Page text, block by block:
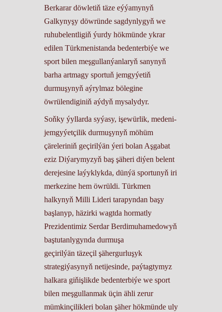
Berkarar döwletiň täze eýýamynyň
Galkynyşy döwründe sagdynlygyň we
ruhubelentligiň ýurdy hökmünde ykrar
edilen Türkmenistanda bedenterbiýe we
sport bilen meşgullanýanlaryň sanynyň
barha artmagy sportuň jemgyýetiň
durmuşynyň aýrylmaz bölegine
öwrülendiginiň aýdyň mysalydyr.
Soňky ýyllarda syýasy, işewürlik, medeni-
jemgyýetçilik durmuşynyň möhüm
çäreleriniň geçirilýän ýeri bolan Aşgabat
eziz Diýarymyzyň baş şäheri diýen belent
derejesine laýyklykda, dünýä sportunyň iri
merkezine hem öwrüldi. Türkmen
halkynyň Milli Lideri tarapyndan başy
başlanyp, häzirki wagtda hormatly
Prezidentimiz Serdar Berdimuhamedowyň
baştutanlygynda durmuşa
geçirilýän täzeçil şähergurluşyk
strategiýasynyň netijesinde, paýtagtymyz
halkara giňişlikde bedenterbiýe we sport
bilen meşgullanmak üçin ähli zerur
mümkinçilikleri bolan şäher hökmünde uly